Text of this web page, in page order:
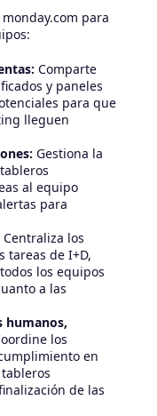
para
Comparte
y paneles
para que
lleguen
Gestiona la
al equipo
para
Centraliza los
tareas de I+D,
los equipos
a las
humanos,
los
en
de las